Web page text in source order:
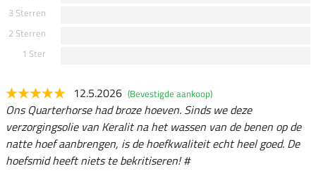
3 Sterren
2 Sterren
1 Ster
12.5.2026 (Bevestigde aankoop)
Ons Quarterhorse had broze hoeven. Sinds we deze
verzorgingsolie van Keralit na het wassen van de benen op de
natte hoef aanbrengen, is de hoefkwaliteit echt heel goed. De
hoefsmid heeft niets te bekritiseren! #